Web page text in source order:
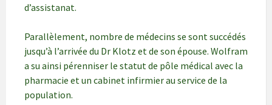
d’assistanat.
Parallèlement, nombre de médecins se sont succédés
jusqu’à l’arrivée du Dr Klotz et de son épouse. Wolfram
a su ainsi pérenniser le statut de pôle médical avec la
pharmacie et un cabinet infirmier au service de la
population.